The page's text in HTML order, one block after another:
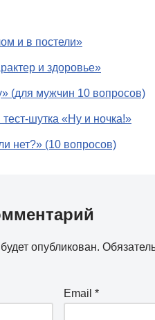
и в постели»
и здоровье»
(для мужчин 10 вопросов)
шутка «Ну и ночка!»
нет?» (10 вопросов)
опубликован.
Email*